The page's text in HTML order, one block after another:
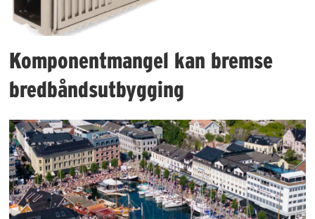
Komponentmangel kan bremse
bredbåndsutbygging